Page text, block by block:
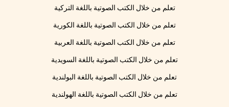
تعلم من خلال الكتب الصوتية باللغة التركية
تعلم من خلال الكتب الصوتية باللغة الكورية
تعلم من خلال الكتب الصوتية باللغة العربية
تعلم من خلال الكتب الصوتية باللغة السويدية
تعلم من خلال الكتب الصوتية باللغة البولندية
تعلم من خلال الكتب الصوتية باللغة الهولندية